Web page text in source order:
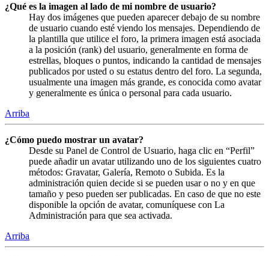
¿Qué es la imagen al lado de mi nombre de usuario?
Hay dos imágenes que pueden aparecer debajo de su nombre
de usuario cuando esté viendo los mensajes. Dependiendo de
la plantilla que utilice el foro, la primera imagen está asociada
a la posición (rank) del usuario, generalmente en forma de
estrellas, bloques o puntos, indicando la cantidad de mensajes
publicados por usted o su estatus dentro del foro. La segunda,
usualmente una imagen más grande, es conocida como avatar
y generalmente es única o personal para cada usuario.
Arriba
¿Cómo puedo mostrar un avatar?
Desde su Panel de Control de Usuario, haga clic en “Perfil”
puede añadir un avatar utilizando uno de los siguientes cuatro
métodos: Gravatar, Galería, Remoto o Subida. Es la
administración quien decide si se pueden usar o no y en que
tamaño y peso pueden ser publicadas. En caso de que no este
disponible la opción de avatar, comuníquese con La
Administración para que sea activada.
Arriba